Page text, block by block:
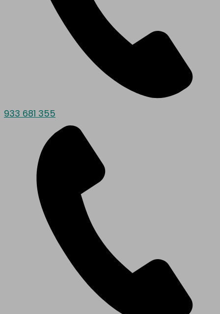
933 681 355